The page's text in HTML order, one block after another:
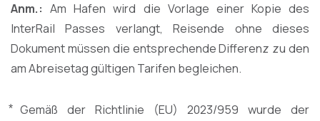
Anm.: Am Hafen wird die Vorlage einer Kopie des
InterRail Passes verlangt, Reisende ohne dieses
Dokument müssen die entsprechende Differenz zu den
am Abreisetag gültigen Tarifen begleichen.
⃰ Gemäß der Richtlinie (EU) 2023/959 wurde der